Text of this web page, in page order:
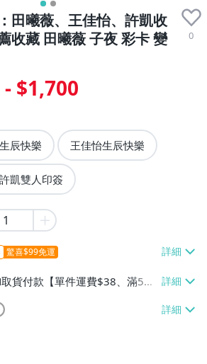
田曦薇、王佳怡、許凱收
收藏 田曦薇 子夜 彩卡 變
0
$1,700
辰快樂 王佳怡生辰快樂
凱雙人印簽
驚喜$99免運
取貨付款【單件運費$38、滿5件
免運費】、7-ELEVEN取貨
運費】、萊爾富取貨付款【單件
滿5件或消費滿$1298免運
/貨運【單件運費$120、滿5件